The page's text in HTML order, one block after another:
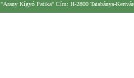
"Arany Kígyó Patika" Cím: H-2800 Tatabánya-